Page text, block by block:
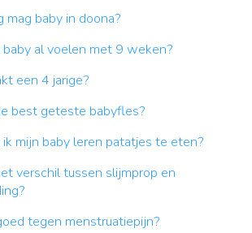
mag baby in doona?
baby al voelen met 9 weken?
een 4 jarige?
best geteste babyfles?
ik mijn baby leren patatjes te eten?
verschil tussen slijmprop en
tegen menstruatiepijn?